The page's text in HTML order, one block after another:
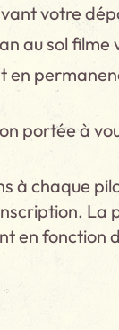
votre
au sol filme
en
portée à
à chaque
La
en fonction